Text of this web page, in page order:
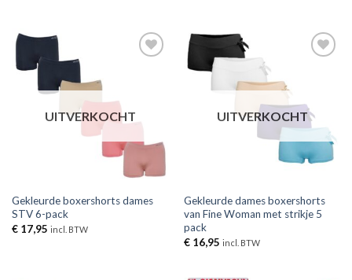
UITVERKOCHT
Gekleurde boxershorts dames
STV 6-pack
€17,95 incl. BTW
verlanglijst
UITVERKOCHT
Gekleurde dames boxershorts
van Fine Woman met strikje 5
pack
€16,95 incl. BTW